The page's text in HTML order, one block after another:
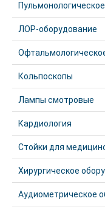
ЛОР-оборудование
Кольпоскопы
Лампы смотровые
Кардиология
Стойки для
Хирургическое
Аудиометрическое